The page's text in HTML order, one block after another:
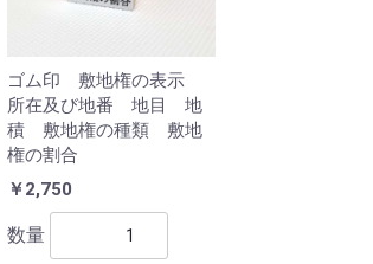
ゴム印 敷地権の表示
所在及び地番 地目 地
積 敷地権の種類 敷地
権の割合
￥2,750
数量